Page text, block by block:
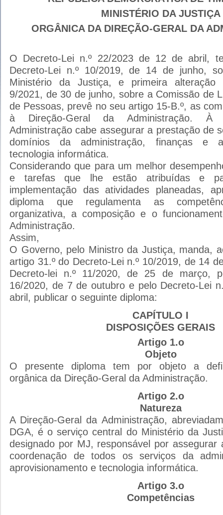
MINISTÉRIO DA JUSTIÇA
ORGÂNICA DA DIREÇÃO-GERAL DA
O Decreto-Lei n.º 22/2023 de 12 de abril,
Decreto-Lei n.º 10/2019, de 14 de junho,
Ministério da Justiça, e primeira alteração
9/2021, de 30 de junho, sobre a Comissão de
de Pessoas, prevê no seu artigo 15-B.º, as
à Direção-Geral da Administração. À
Administração cabe assegurar a prestação de
domínios da administração, finanças e
tecnologia informática.
Considerando que para um melhor
e tarefas que lhe estão atribuídas e
implementação das atividades planeadas,
diploma que regulamenta as
organizativa, a composição e o
Administração.
Assim,
O Governo, pelo Ministro da Justiça, manda,
artigo 31.º do Decreto-Lei n.º 10/2019, de 14
Decreto-lei n.º 11/2020, de 25 de março,
16/2020, de 7 de outubro e pelo Decreto-Lei
abril, publicar o seguinte diploma:
CAPÍTULO I
DISPOSIÇÕES GERAIS
Artigo 1.o
Objeto
O presente diploma tem por objeto a
orgânica da Direção-Geral da Administração.
Artigo 2.o
Natureza
A Direção-Geral da Administração,
DGA, é o serviço central do Ministério da
designado por MJ, responsável por assegurar
coordenação de todos os serviços da
aprovisionamento e tecnologia informática.
Artigo 3.o
Competências